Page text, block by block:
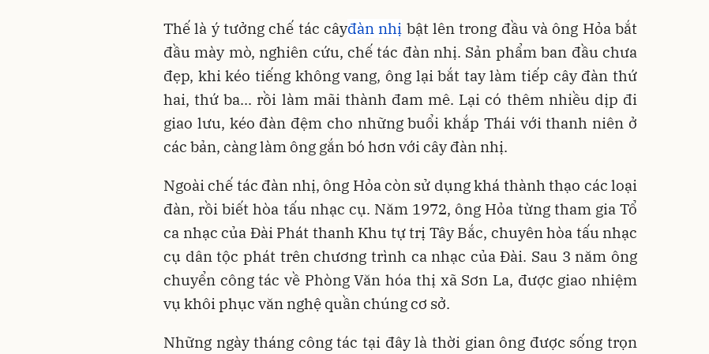
Thế là ý tưởng chế tác câyđàn nhị bật lên trong đầu và ông Hỏa bắt
đầu mày mò, nghiên cứu, chế tác đàn nhị. Sản phẩm ban đầu chưa
đẹp, khi kéo tiếng không vang, ông lại bắt tay làm tiếp cây đàn thứ
hai, thứ ba... rồi làm mãi thành đam mê. Lại có thêm nhiều dịp đi
giao lưu, kéo đàn đệm cho những buổi khắp Thái với thanh niên ở
các bản, càng làm ông gắn bó hơn với cây đàn nhị.
Ngoài chế tác đàn nhị, ông Hỏa còn sử dụng khá thành thạo các loại
đàn, rồi biết hòa tấu nhạc cụ. Năm 1972, ông Hỏa từng tham gia Tổ
ca nhạc của Đài Phát thanh Khu tự trị Tây Bắc, chuyên hòa tấu nhạc
cụ dân tộc phát trên chương trình ca nhạc của Đài. Sau 3 năm ông
chuyển công tác về Phòng Văn hóa thị xã Sơn La, được giao nhiệm
vụ khôi phục văn nghệ quần chúng cơ sở.
Những ngày tháng công tác tại đây là thời gian ông được sống trọn